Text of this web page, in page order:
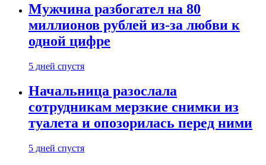
Мужчина разбогател на 80
миллионов рублей из-за любви к
одной цифре
5 дней спустя
Начальница разослала
сотрудникам мерзкие снимки из
туалета и опозорилась перед ними
5 дней спустя